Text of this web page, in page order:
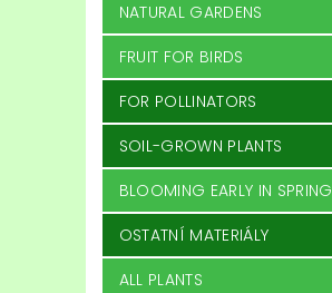
NATURAL GARDENS
FRUIT FOR BIRDS
FOR POLLINATORS
SOIL-GROWN PLANTS
BLOOMING EARLY IN SPRING
OSTATNÍ MATERIÁLY
ALL PLANTS